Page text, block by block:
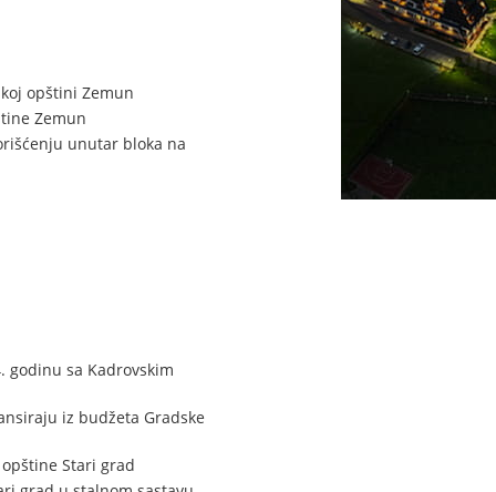
opštini Zemun
Zemun
unutar bloka na
godinu sa Kadrovskim
iz budžeta Gradske
Stari grad